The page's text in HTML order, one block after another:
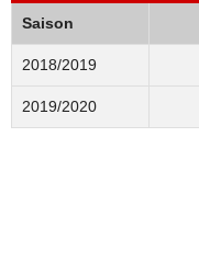
Saison
2018/2019
2019/2020